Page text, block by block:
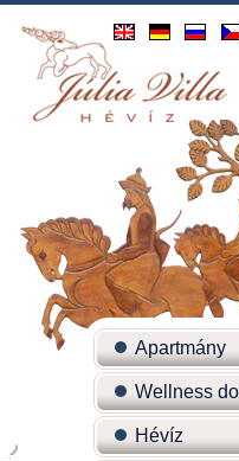
Apartmány
Wellness
Hévíz